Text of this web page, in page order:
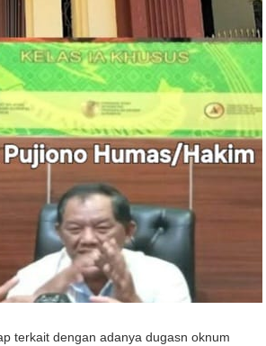
terkait dengan adanya dugasn oknum